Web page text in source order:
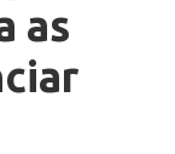
as